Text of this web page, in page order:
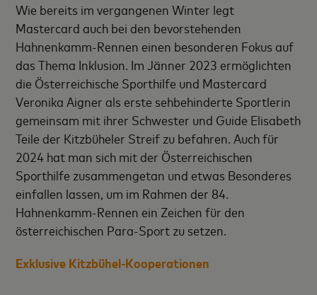
Wie bereits im vergangenen Winter legt
Mastercard auch bei den bevorstehenden
Hahnenkamm-Rennen einen besonderen Fokus auf
das Thema Inklusion. Im Jänner 2023 ermöglichten
die Österreichische Sporthilfe und Mastercard
Veronika Aigner als erste sehbehinderte Sportlerin
gemeinsam mit ihrer Schwester und Guide Elisabeth
Teile der Kitzbüheler Streif zu befahren. Auch für
2024 hat man sich mit der Österreichischen
Sporthilfe zusammengetan und etwas Besonderes
einfallen lassen, um im Rahmen der 84.
Hahnenkamm-Rennen ein Zeichen für den
österreichischen Para-Sport zu setzen.
Exklusive Kitzbühel-Kooperationen